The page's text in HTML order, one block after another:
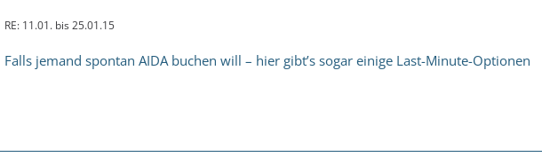
RE: 11.01. bis 25.01.15
Falls jemand spontan AIDA buchen will – hier gibt’s sogar einige Last-Minute-Optionen